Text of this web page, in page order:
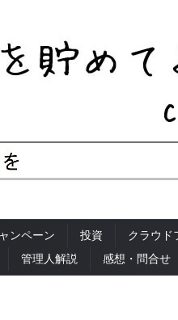
ンペーン 投資 クラウド
管理人解説 感想・問合せ